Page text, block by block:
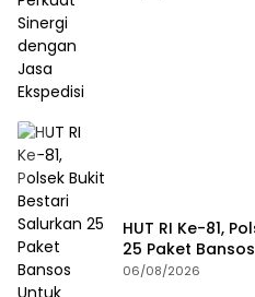
HUT RI Ke-81,
25 Paket
Unggat
06/08/2026